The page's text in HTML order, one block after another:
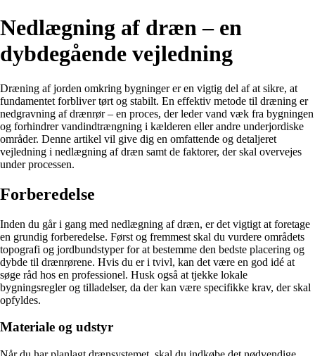
Nedlægning af dræn – en
dybdegående vejledning
Dræning af jorden omkring bygninger er en vigtig del af at sikre, at
fundamentet forbliver tørt og stabilt. En effektiv metode til dræning er
nedgravning af drænrør – en proces, der leder vand væk fra bygningen
og forhindrer vandindtrængning i kælderen eller andre underjordiske
områder. Denne artikel vil give dig en omfattende og detaljeret
vejledning i nedlægning af dræn samt de faktorer, der skal overvejes
under processen.
Forberedelse
Inden du går i gang med nedlægning af dræn, er det vigtigt at foretage
en grundig forberedelse. Først og fremmest skal du vurdere områdets
topografi og jordbundstyper for at bestemme den bedste placering og
dybde til drænrørene. Hvis du er i tvivl, kan det være en god idé at
søge råd hos en professionel. Husk også at tjekke lokale
bygningsregler og tilladelser, da der kan være specifikke krav, der skal
opfyldes.
Materiale og udstyr